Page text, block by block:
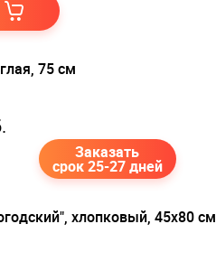
75 см
Заказать
срок 25-27 дней
хлопковый, 45х80 см